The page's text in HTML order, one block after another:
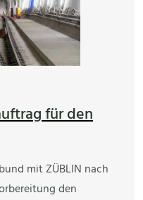
für den
mit ZÜBLIN nach
den